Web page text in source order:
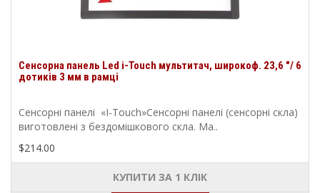
Сенсорна панель Led i-Touch мультитач, широкоф. 23,6 "/ 6
дотиків 3 мм в рамці
Сенсорні панелі «I-Touch»Сенсорні панелі (сенсорні скла)
виготовлені з бездомішкового скла. Ма..
$214.00
КУПИТИ ЗА 1 КЛIК